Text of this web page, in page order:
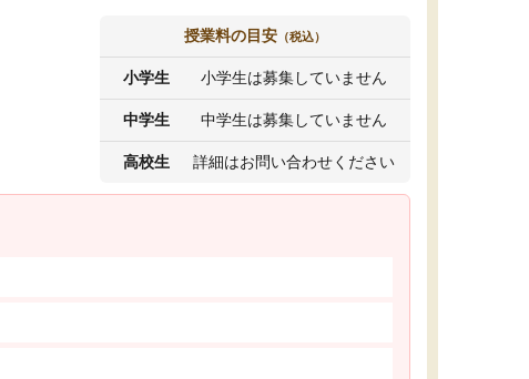
授業料の目安 （税込）
小学生 小学生は募集していません
中学生 中学生は募集していません
高校生 詳細はお問い合わせください